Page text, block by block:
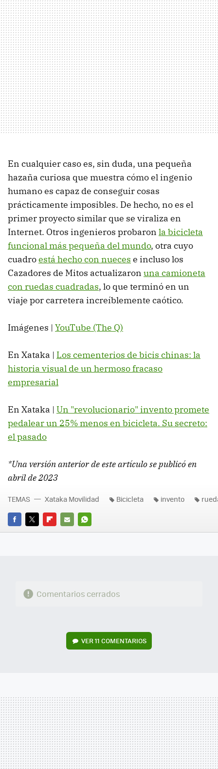
En cualquier caso es, sin duda, una pequeña
hazaña curiosa que muestra cómo el ingenio
humano es capaz de conseguir cosas
prácticamente imposibles. De hecho, no es el
primer proyecto similar que se viraliza en
Internet. Otros ingenieros probaron la bicicleta
funcional más pequeña del mundo, otra cuyo
cuadroestá hecho con nueces e incluso los
Cazadores de Mitos actualizaron una camioneta
con ruedas cuadradas, lo que terminó en un
viaje por carretera increíblemente caótico.
Imágenes | YouTube (The Q)
En Xataka | Los cementerios de bicis chinas: la
historia visual de un hermoso fracaso
empresarial
En Xataka | Un "revolucionario" invento promete
pedalear un 25% menos en bicicleta. Su secreto:
el pasado
*Una versión anterior de este artículo se publicó en
abril de 2023
FACEBOOK
TWITTERFLIPBOARD
E-
WHATSAPP
TEMAS Xataka Movilidad Bicicleta invento
Comentarios cerrados
VER11 COMENTARIOS